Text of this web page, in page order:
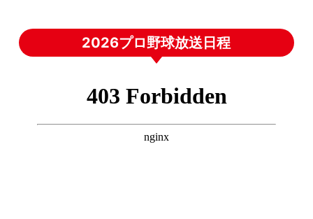
2026プロ野球放送日程